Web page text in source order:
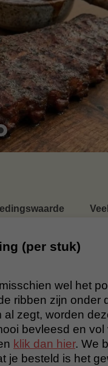
(per stuk)
wel het
ribben zijn onder
zegt, worden
bevleesd en
klik dan hier. We
je besteld is het